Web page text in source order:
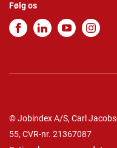
Følg os
© Jobindex A/S, Carl
55, CVR-nr. 21367087